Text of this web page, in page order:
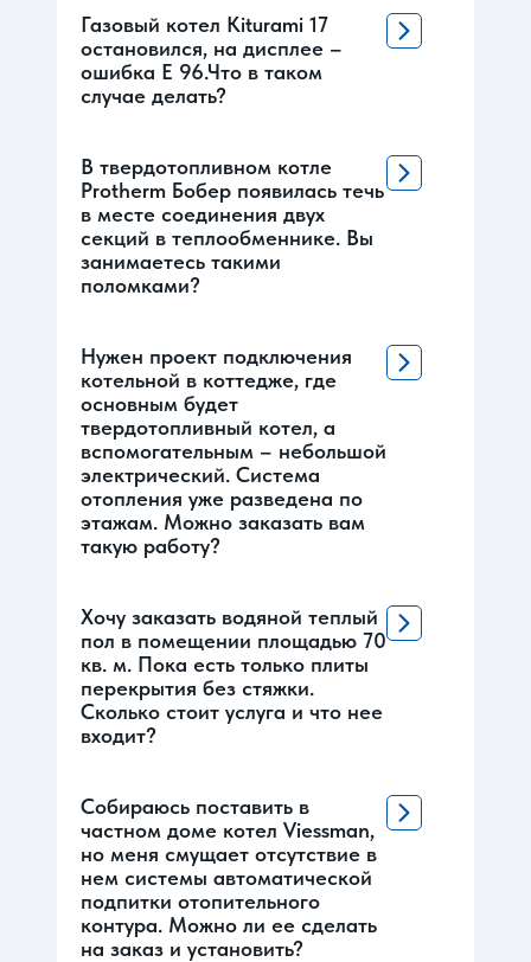
Газовый котел Kiturami 17
остановился, на дисплее –
ошибка Е 96.Что в таком
случае делать?
В твердотопливном котле
Protherm Бобер появилась течь
в месте соединения двух
секций в теплообменнике. Вы
занимаетесь такими
поломками?
Нужен проект подключения
котельной в коттедже, где
основным будет
твердотопливный котел, а
вспомогательным – небольшой
электрический. Система
отопления уже разведена по
этажам. Можно заказать вам
такую работу?
Хочу заказать водяной теплый
пол в помещении площадью 70
кв. м. Пока есть только плиты
перекрытия без стяжки.
Сколько стоит услуга и что нее
входит?
Собираюсь поставить в
частном доме котел Viessman,
но меня смущает отсутствие в
нем системы автоматической
подпитки отопительного
контура. Можно ли ее сделать
на заказ и установить?